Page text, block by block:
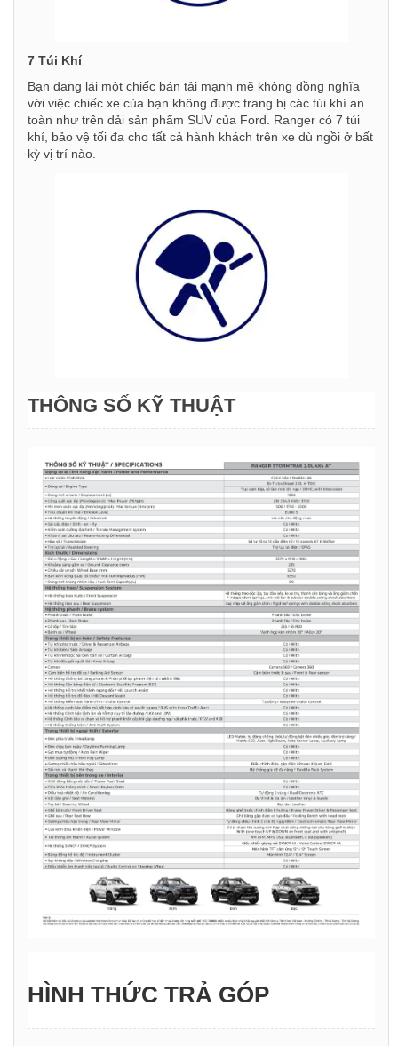
7 Túi Khí
Bạn đang lái một chiếc bán tải mạnh mẽ không đồng nghĩa
với việc chiếc xe của bạn không được trang bị các túi khí an
toàn như trên dải sản phẩm SUV của Ford. Ranger có 7 túi
khí, bảo vệ tối đa cho tất cả hành khách trên xe dù ngồi ở bất
kỳ vị trí nào.
THÔNG SỐ KỸ THUẬT
HÌNH THỨC TRẢ GÓP